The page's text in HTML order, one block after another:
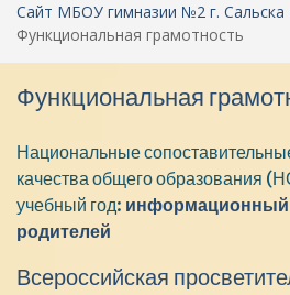
Сайт МБОУ гимназии №2 г. Сальска
Функциональная грамотность
Функциональная
Национальные
качества общего образования
учебный год: информационный
родителей
Всероссийская